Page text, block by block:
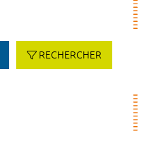
RECHERCHER